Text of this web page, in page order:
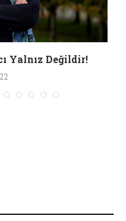
Yalnız Değildir!